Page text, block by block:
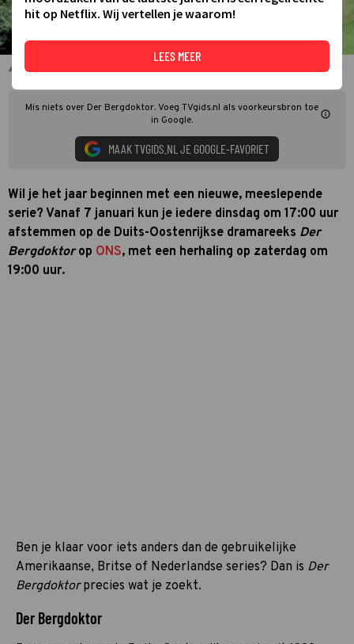
Harald Krassnitzer en Manuel Guggenberger in Der Bergdoktor
Mis niets over Der Bergdoktor. Voeg TVgids.nl als voorkeursbron toe
in Google.
MAAK TVGIDS.NL JE GOOGLE-FAVORIET
Wil je het jaar beginnen met een nieuwe, meeslepende
serie? Vanaf 7 januari kun je iedere dinsdag om 17:00 uur
afstemmen op de Duits-Oostenrijkse dramareeks Der
Bergdoktorop ONS, met een herhaling op zaterdag om
19:00 uur.
Ben je klaar voor iets anders dan de gebruikelijke
Amerikaanse, Britse of Nederlandse series? Dan is Der
Bergdoktorprecies wat je zoekt.
Der Bergdoktor
hit op Netflix. Wij vertellen je waarom!
LEES MEER